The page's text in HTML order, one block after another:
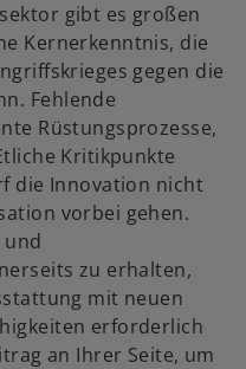
gibt es großen
Kernerkenntnis, die
gegen die
Fehlende
Rüstungsprozesse,
Kritikpunkte
die Innovation nicht
vorbei gehen.
und
zu erhalten,
mit neuen
erforderlich
an Ihrer Seite, um